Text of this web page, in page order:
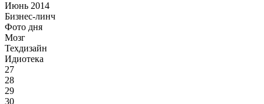
Июнь 2014
Бизнес-линч
Фото дня
Мозг
Техдизайн
Идиотека
27
28
29
30